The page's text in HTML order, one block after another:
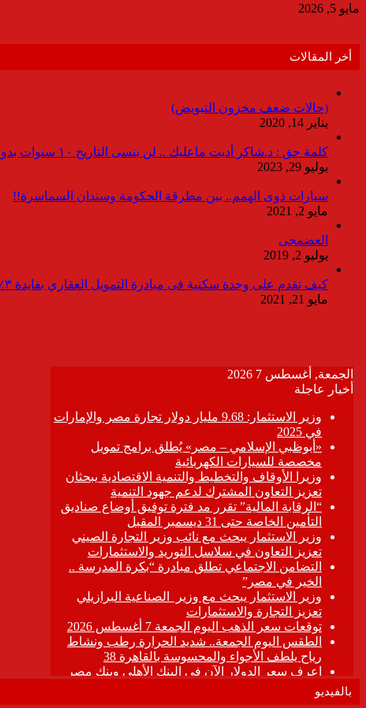
مايو 5, 2026
أخر المقالات
(حالات ضعف مخزون التبويض)
يناير 14, 2020
كلمة حق : د.شاكر أديت ماعليك .. لن ينسى التاريخ ١٠ سنوات بدون انقطاعات
يوليو 29, 2023
سيارات ذوى الهمم.. بين مطرقة الحكومة وسندان السماسرة!!
مايو 2, 2021
العضمجى
يوليو 2, 2019
كيف تقدم على وحدة سكنية فى مبادرة التمويل العقاري بفايدة ٣٪
مايو 21, 2021
بالفيديو